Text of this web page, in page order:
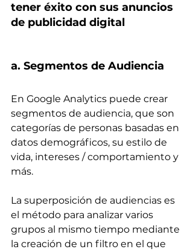
tener éxito con sus anuncios
de publicidad digital
a. Segmentos de Audiencia
En Google Analytics puede crear
segmentos de audiencia, que son
categorías de personas basadas en
datos demográficos, su estilo de
vida, intereses / comportamiento y
más.
La superposición de audiencias es
el método para analizar varios
grupos al mismo tiempo mediante
la creación de un filtro en el que